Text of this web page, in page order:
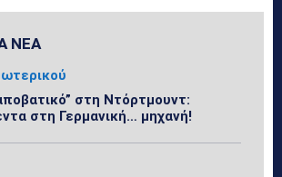
ΝΕΑ
στη Ντόρτμουντ:
στη Γερμανική… μηχανή!